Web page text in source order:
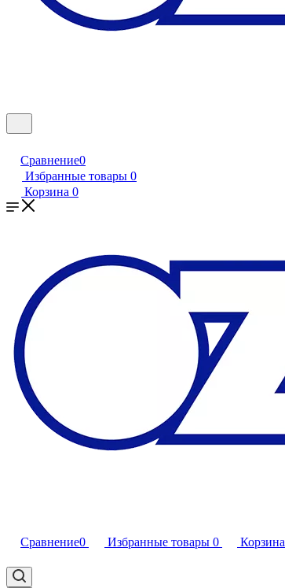
Сравнение0
Избранные товары 0
Корзина 0
Сравнение0 Избранные товары 0 Корзина